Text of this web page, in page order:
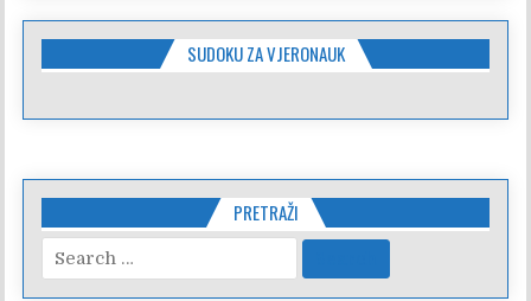
SUDOKU ZA VJERONAUK
PRETRAŽI
Search
for: